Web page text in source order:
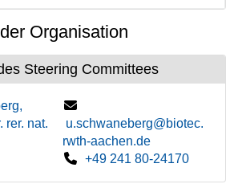
Organisation
Steering Committees
rer. nat.
u.schwaneberg@biotec.
rwth-aachen.de
+49 241 80-24170